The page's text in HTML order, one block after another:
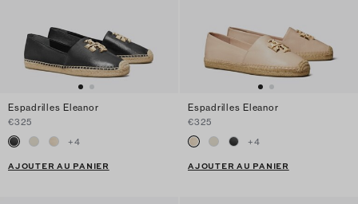
Espadrilles Eleanor
€325
+4
AJOUTER AU PANIER
Espadrilles Eleanor
€325
+4
AJOUTER AU PANIER